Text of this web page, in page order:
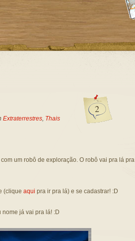
2
Extraterrestres, Thais
um robô de exploração. O robô vai pra lá pra
(clique aqui pra ir pra lá) e se cadastrar! :D
nome já vai pra lá! :D